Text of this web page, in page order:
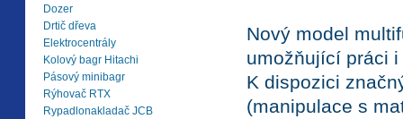
Dozer
Drtič dřeva
Elektrocentrály
Kolový bagr Hitachi
Pásový minibagr
Rýhovač RTX
Rypadlonakladač JCB
Nový model
umožňující práci
K dispozici
(manipulace s